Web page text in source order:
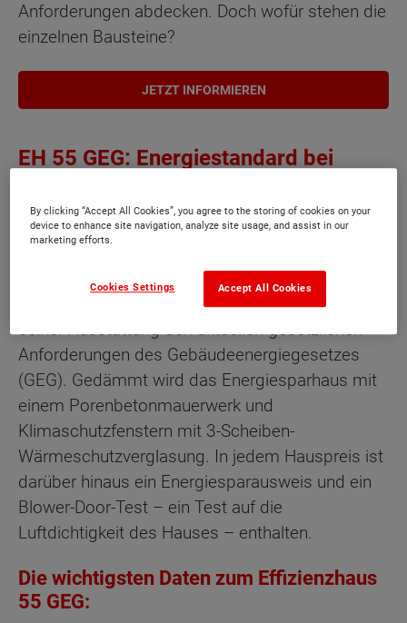
Anforderungen abdecken. Doch wofür stehen die
einzelnen Bausteine?
JETZT INFORMIEREN
EH 55 GEG: Energiestandard bei
standardmäßig bereits ein Effizienzhaus-55-GEG.
Ein Massivhaus dieser Effizienz entspricht mit
seiner Ausstattung den aktuellen gesetzlichen
Anforderungen des Gebäudeenergiegesetzes
(GEG). Gedämmt wird das Energiesparhaus mit
einem Porenbetonmauerwerk und
Klimaschutzfenstern mit 3-Scheiben-
Wärmeschutzverglasung. In jedem Hauspreis ist
darüber hinaus ein Energiesparausweis und ein
Blower-Door-Test – ein Test auf die
Luftdichtigkeit des Hauses – enthalten.
Die wichtigsten Daten zum Effizienzhaus
55 GEG:
By clicking “Accept All Cookies”, you agree to the storing of cookies on your
device to enhance site navigation, analyze site usage, and assist in our
marketing efforts.
Accept All Cookies
Cookies Settings